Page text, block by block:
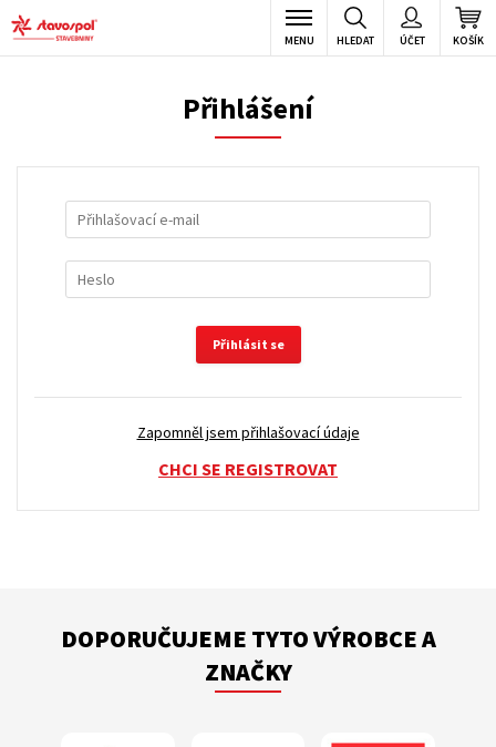
KOŠÍK
ÚČET
HLEDAT
MENU
Přihlášení
Přihlásit se
Zapomněl jsem přihlašovací údaje
CHCI SE REGISTROVAT
DOPORUČUJEME TYTO VÝROBCE A
ZNAČKY